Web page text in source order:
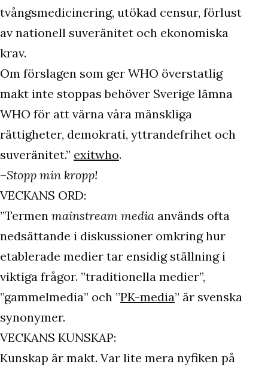
tvångsmedicinering, utökad censur, förlust
av nationell suveränitet och ekonomiska
krav.
Om förslagen som ger WHO överstatlig
makt inte stoppas behöver Sverige lämna
WHO för att värna våra mänskliga
rättigheter, demokrati, yttrandefrihet och
suveränitet.” exitwho.
–Stopp min kropp!
VECKANS ORD:
”Termen mainstream media används ofta
nedsättande i diskussioner omkring hur
etablerade medier tar ensidig ställning i
viktiga frågor. ”traditionella medier”,
”gammelmedia” och ”PK-media” är svenska
synonymer.
VECKANS KUNSKAP:
Kunskap är makt. Var lite mera nyfiken på